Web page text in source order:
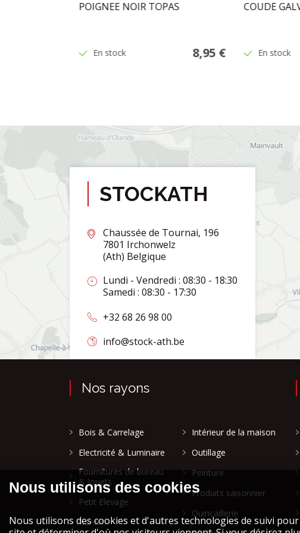
POIGNEE NOIR TOPAS
En stock 8,95 €
COUDE
En stock
STOCKATH
Chaussée de Tournai, 196
7801 Irchonwelz
(Ath) Belgique
Lundi - Vendredi : 08:30 - 18:30
Samedi : 08:30 - 17:30
+32 68 26 98 00
info@stock-ath.be
Nos rayons
Bois & Carrelage
Electricité & Luminaire
Fournitures de bureau
& Jouets
Petit Elevage
Garden
Intérieur de la maison
Outillage
Peinture
Produits saisonnier
Quincaillerie